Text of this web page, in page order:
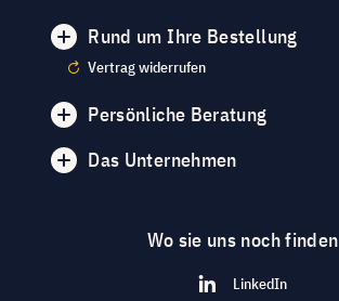
Rund um Ihre Bestellung
Vertrag widerrufen
Persönliche Beratung
Das Unternehmen
Wo sie uns noch finden
LinkedIn